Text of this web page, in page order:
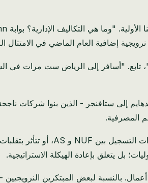
تابع. "أسافر إلى الرياض ست مرات في
إلى ستافنجر - الذين بنوا شركات
المصرفية.
بل يتعلق بإعادة الهيكلة الاستراتيجية.
بالنسبة لبعض المبتكرين